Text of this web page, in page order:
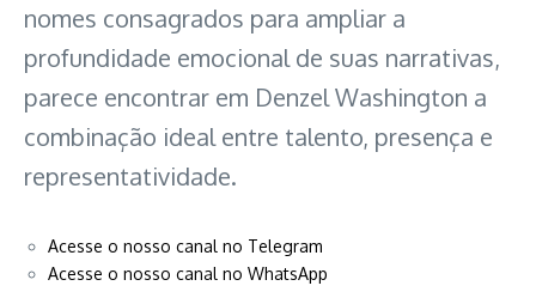
nomes consagrados para ampliar a
profundidade emocional de suas narrativas,
parece encontrar em Denzel Washington a
combinação ideal entre talento, presença e
representatividade.
Acesse o nosso canal no Telegram
Acesse o nosso canal no WhatsApp